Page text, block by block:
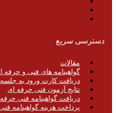
دسترسی سریع
مقالات
گواهینامه های فنی و حرفه
دریافت کارت ورود به جلسه
نتایج آزمون فنی حرفه ای
دریافت گواهینامه فنی
پرداخت هزینه گواهینامه